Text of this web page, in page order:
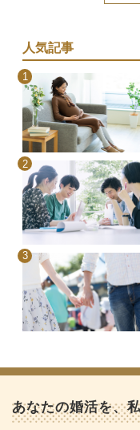
人気記事
あなたの婚活を、